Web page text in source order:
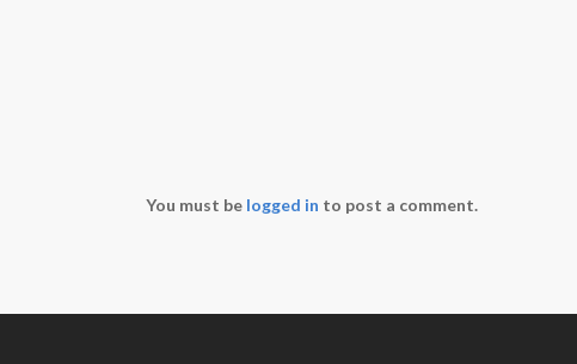
You must be logged in to post a comment.